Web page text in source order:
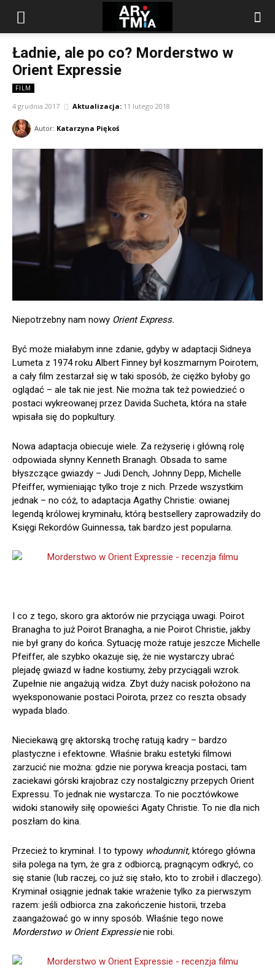
arytmia.eu
Ładnie, ale po co? Morderstwo w
Orient Expressie
FILM
4 grudnia 2017 Aktualizacja: 11 lutego 2018
Autor: Katarzyna Piękoś
Niepotrzebny nam nowy Orient Express.
Być może miałabym inne zdanie, gdyby w adaptacji Sidneya
Lumeta z 1974 roku Albert Finney był koszmarnym Poirotem,
a cały film zestarzał się w taki sposób, że ciężko byłoby go
oglądać – ale tak nie jest. Nie można tak też powiedzieć o
postaci wykreowanej przez Davida Sucheta, która na stałe
wpisała się do popkultury.
Nowa adaptacja obiecuje wiele. Za reżyserię i główną rolę
odpowiada słynny Kenneth Branagh. Obsada to same
błyszczące gwiazdy – Judi Dench, Johnny Depp, Michelle
Pfeiffer, wymieniając tylko troje z nich. Przede wszystkim
jednak – no cóż, to adaptacja Agathy Christie: owianej
legendą królowej kryminału, którą bestsellery zaprowadziły do
Księgi Rekordów Guinnessa, tak bardzo jest popularna.
I co z tego, skoro gra aktorów nie przyciąga uwagi. Poirot
Branagha to już Poirot Branagha, a nie Poirot Christie, jakby
nie był grany do końca. Sytuację może ratuje jeszcze Michelle
Pfeiffer, ale szybko okazuje się, że nie wystarczy ubrać
plejadę gwiazd w ładne kostiumy, żeby przyciągali wzrok.
Zupełnie nie angażują widza. Zbyt duży nacisk położono na
wyeksponowanie postaci Poirota, przez co reszta obsady
wypada blado.
Nieciekawą grę aktorską trochę ratują kadry – bardzo
plastyczne i efektowne. Właśnie braku estetyki filmowi
zarzucić nie można: gdzie nie porywa kreacja postaci, tam
zaciekawi górski krajobraz czy nostalgiczny przepych Orient
Expressu. To jednak nie wystarcza. To nie pocztówkowe
widoki stanowiły siłę opowieści Agaty Christie. To nie dla nich
poszłam do kina.
Przecież to kryminał. I to typowy whodunnit, którego główna
siła polega na tym, że gra z odbiorcą, pragnącym odkryć, co
się stanie (lub raczej, co już się stało, kto to zrobił i dlaczego).
Kryminał osiągnie jednak takie wrażenie tylko za pierwszym
razem: jeśli odbiorca zna zakończenie historii, trzeba
zaangażować go w inny sposób. Właśnie tego nowe
Morderstwo w Orient Expressienie robi.